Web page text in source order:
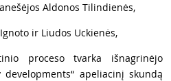
Aldonos Tilindienės,
ir Liudos Uckienės,
proceso tvarka išnagrinėjo
developments“ apeliacinį skundą